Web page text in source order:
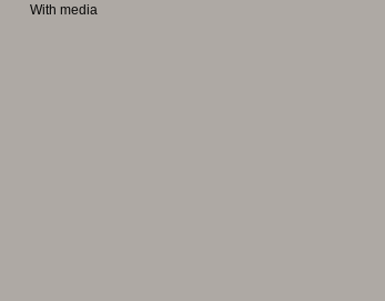
With media